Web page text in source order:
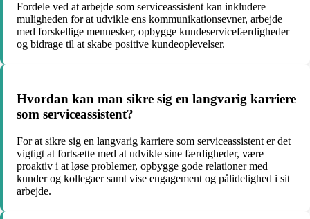
Fordele ved at arbejde som serviceassistent kan inkludere
muligheden for at udvikle ens kommunikationsevner, arbejde
med forskellige mennesker, opbygge kundeservicefærdigheder
og bidrage til at skabe positive kundeoplevelser.
Hvordan kan man sikre sig en langvarig karriere
som serviceassistent?
For at sikre sig en langvarig karriere som serviceassistent er det
vigtigt at fortsætte med at udvikle sine færdigheder, være
proaktiv i at løse problemer, opbygge gode relationer med
kunder og kollegaer samt vise engagement og pålidelighed i sit
arbejde.